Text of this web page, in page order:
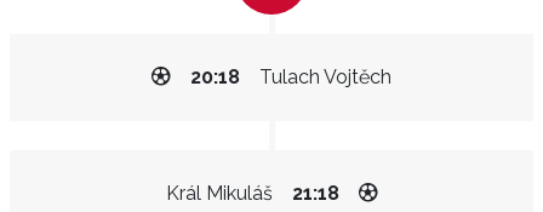
Tulach Vojtěch
20:18
Král Mikuláš 21:18